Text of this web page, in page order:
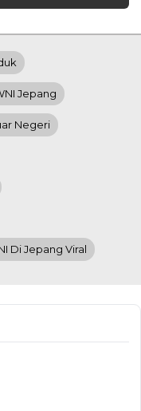
Jepang
Negeri
Di Jepang Viral